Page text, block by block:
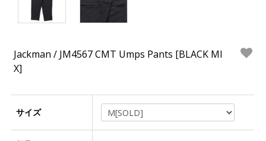
Jackman / JM4567 CMT Umps Pants [BLACK MI
X]
サイズ